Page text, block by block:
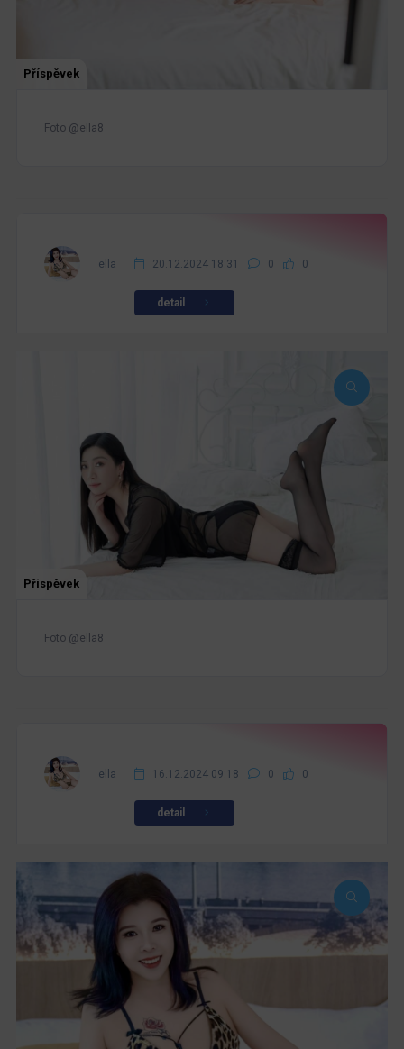
Příspěvek
Foto @ella8
ella 20.12.2024 18:31 0 0
detail
Příspěvek
Foto @ella8
ella 16.12.2024 09:18 0 0
detail